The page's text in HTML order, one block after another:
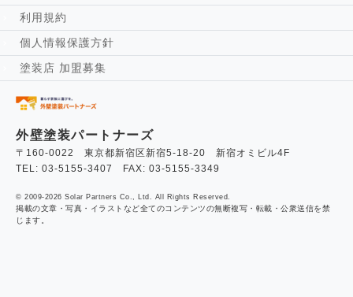
外壁塗装パートナーズ
〒160-0022 東京都新宿区新宿5-18-20 新宿オミビル4F
TEL: 03-5155-3407 FAX: 03-5155-3349
利用規約
個人情報保護方針
塗装店 加盟募集
© 2009-2026 Solar Partners Co., Ltd. All Rights Reserved.
掲載の文章・写真・イラストなど全てのコンテンツの無断複写・転載・公衆送信を禁
じます。